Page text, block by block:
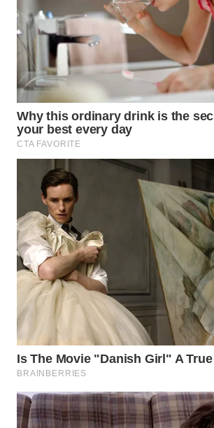
SIMALUNGUN
WN
LABUHANBATU
WN
TAPANULI
TENGAH
WN DELI
SERDANG
WN
TEBING
TINGGI
WN
PAKPAK
WN
KARAWANG
WN
BEKASI